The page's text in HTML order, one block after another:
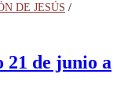
DE JESÚS /
21 de junio a